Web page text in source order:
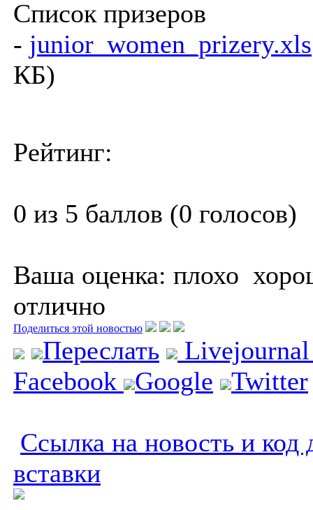
Список призеров
- junior_women_prizery.xls
КБ)
Рейтинг:
0 из 5 баллов (0 голосов)
Ваша оценка: плохо
отлично
Поделиться этой новостью
Переслать
Facebook
Google Twitter
Ссылка на новость и код
вставки